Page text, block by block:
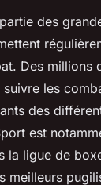
des
Des millions
les
des
est
la ligue de
meilleurs